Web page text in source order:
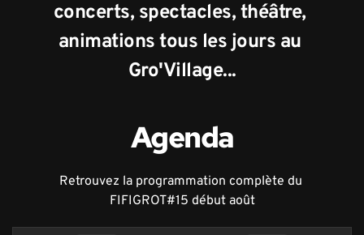
concerts, spectacles, théâtre,
animations tous les jours au
Gro'Village...
Agenda
Retrouvez la programmation complète du
FIFIGROT#15 début août